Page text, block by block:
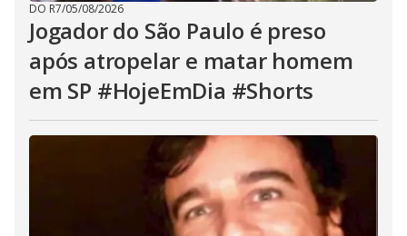
DO R7/05/08/2026
Jogador do São Paulo é preso
após atropelar e matar homem
em SP #HojeEmDia #Shorts